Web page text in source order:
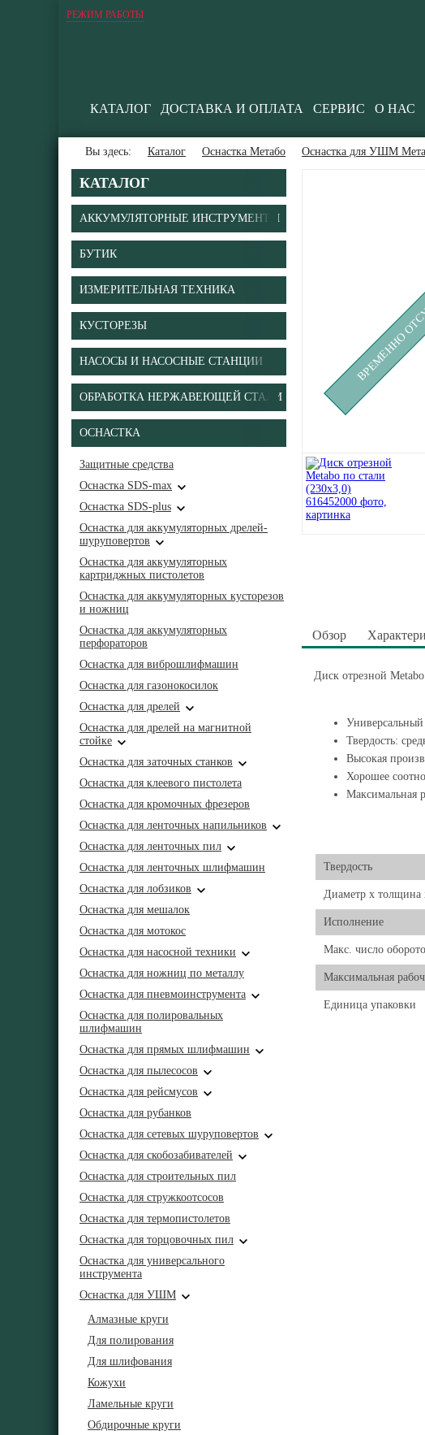
РЕЖИМ РАБОТЫ
КАТАЛОГ ДОСТАВКА И ОПЛАТА СЕРВИС О НАС
Вы здесь: Каталог Оснастка Метабо Оснастка для УШМ
КАТАЛОГ
АККУМУЛЯТОРНЫЕ ИНСТРУМЕНТЫ
БУТИК
ИЗМЕРИТЕЛЬНАЯ ТЕХНИКА
КУСТОРЕЗЫ
НАСОСЫ И НАСОСНЫЕ СТАНЦИИ
ОБРАБОТКА НЕРЖАВЕЮЩЕЙ СТАЛИ
ОСНАСТКА
Защитные средства
Оснастка SDS-max
Оснастка SDS-plus
Оснастка для аккумуляторных дрелей-
шуруповертов
Оснастка для аккумуляторных
картриджных пистолетов
Оснастка для аккумуляторных кусторезов
и ножниц
Оснастка для аккумуляторных
перфораторов
Оснастка для виброшлифмашин
Оснастка для газонокосилок
Оснастка для дрелей
Оснастка для дрелей на магнитной
стойке
Оснастка для заточных станков
Оснастка для клеевого пистолета
Оснастка для кромочных фрезеров
Оснастка для ленточных напильников
Оснастка для ленточных пил
Оснастка для ленточных шлифмашин
Оснастка для лобзиков
Оснастка для мешалок
Оснастка для мотокос
Оснастка для насосной техники
Оснастка для ножниц по металлу
Оснастка для пневмоинструмента
Оснастка для полировальных
шлифмашин
Оснастка для прямых шлифмашин
Оснастка для пылесосов
Оснастка для рейсмусов
Оснастка для рубанков
Оснастка для сетевых шуруповертов
Оснастка для скобозабивателей
Оснастка для строительных пил
Оснастка для стружкоотсосов
Оснастка для термопистолетов
Оснастка для торцовочных пил
Оснастка для универсального
инструмента
Оснастка для УШМ
Алмазные круги
Для полирования
Для шлифования
Кожухи
Ламельные круги
Обдирочные круги
Обзор
Диск отрезной
Универсальный
Твердость:
Высокая
Хорошее
Максимальная
Твердость
Диаметр х толщина
Исполнение
Макс. число
Максимальная
Единица упаковки